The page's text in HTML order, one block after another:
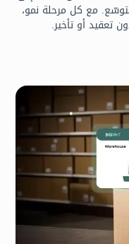
مع كل مرحلة نمو،
تعقيد أو تأخير.